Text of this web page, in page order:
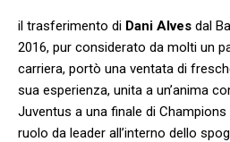
il trasferimento di Dani Alves dal
‌2016, pur considerato da molti un
carriera, ⁤portò una ventata di
sua esperienza, unita a un’anima
Juventus a una finale⁢ di
ruolo da leader all’interno dello